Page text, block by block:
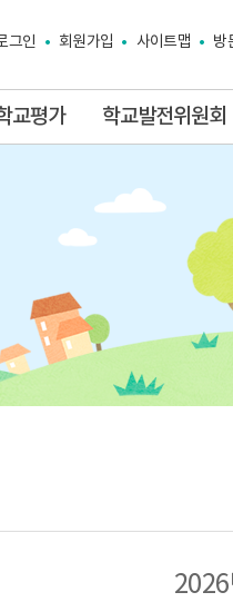
그인 회원가입 사이트맵 방
교평가 학교발전위원회